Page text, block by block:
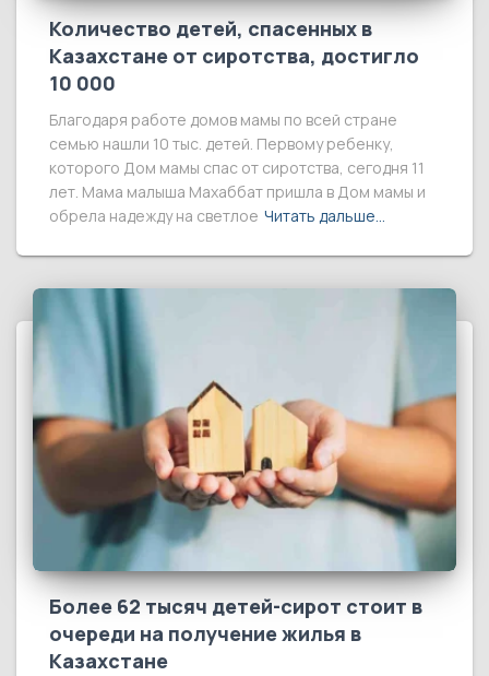
Количество детей, спасенных в
Казахстане от сиротства, достигло
10 000
Благодаря работе домов мамы по всей стране
семью нашли 10 тыс. детей. Первому ребенку,
которого Дом мамы спас от сиротства, сегодня 11
лет. Мама малыша Махаббат пришла в Дом мамы и
обрела надежду на светлое Читать дальше…
Более 62 тысяч детей-сирот стоит в
очереди на получение жилья в
Казахстане